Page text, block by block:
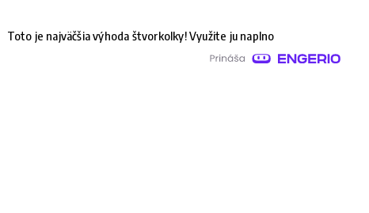
Toto je najväčšia výhoda štvorkolky! Využite ju naplno